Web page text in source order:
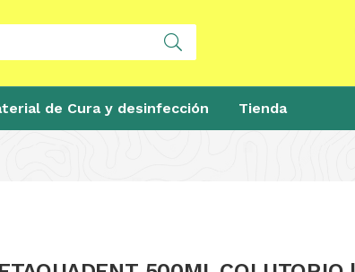
de Cura y desinfección Tienda